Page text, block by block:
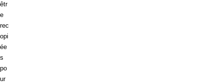
êtr
e
rec
opi
ée
s
po
ur